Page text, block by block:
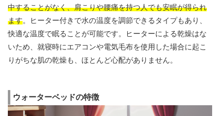
中することがなく、肩こりや腰痛を持つ人でも安眠が得られ
ます。ヒーター付きで水の温度を調節できるタイプもあり、
快適な温度で眠ることが可能です。ヒーターによる乾燥はな
いため、就寝時にエアコンや電気毛布を使用した場合に起こ
りがちな肌の乾燥も、ほとんど心配がありません。
ウォーターベッドの特徴